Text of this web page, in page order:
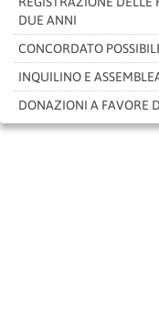
DUE ANNI
CONCORDATO
INQUILINO E
DONAZIONI A FAVORE